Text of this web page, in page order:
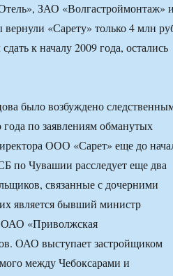
ЗАО «Волгастроймонтаж» и
«Сарету» только 4 млн
к началу 2009 года, остались
было возбуждено
по заявлениям обманутых
ООО «Сарет» еще до
по Чувашии расследует еще два
связанные с дочерними
является бывший министр
ОАО «Приволжская
ОАО выступает застройщиком
между Чебоксарами и